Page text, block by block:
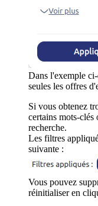
Dans l'exemple
seules les offres
Si vous obtenez
certains mots-clés
recherche.
Les filtres
suivante :
Vous pouvez
réinitialiser en